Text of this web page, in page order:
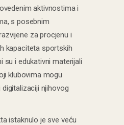
aktivnostima i
s posebnim
za procjenu i
kapaciteta sportskih
su i edukativni materijali
klubovima mogu
njihovog
istaknulo je sve veću